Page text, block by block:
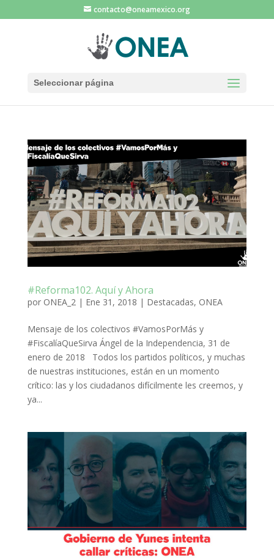
contacto@oneamexico.org
Seleccionar página
#Reforma102. Aquí y Ahora
por ONEA_2| Ene 31, 2018 | Destacadas, ONEA
Mensaje de los colectivos #VamosPorMás y
#FiscalíaQueSirva Ángel de la Independencia, 31 de
enero de 2018 Todos los partidos políticos, y muchas
de nuestras instituciones, están en un momento
crítico: las y los ciudadanos difícilmente les creemos, y
ya...